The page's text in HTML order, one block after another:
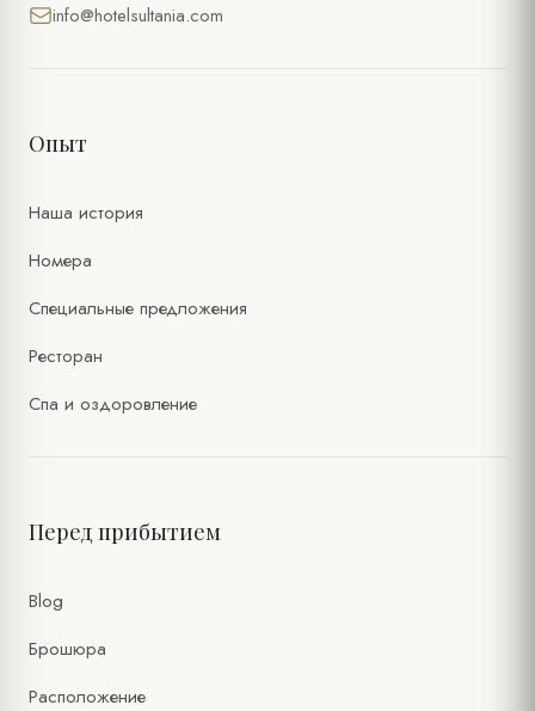
info@hotelsultania.com
Опыт
Наша история
Номера
Специальные предложения
Ресторан
Спа и оздоровление
Перед прибытием
Blog
Брошюра
Расположение